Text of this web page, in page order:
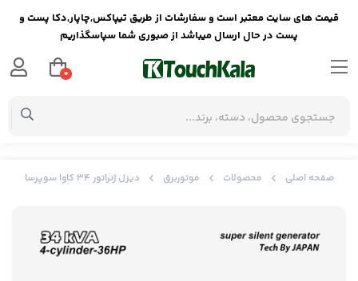
صفحه اصلی محصولات موتوربرق دیزل ژنراتور 34 کاوا سوپرسایلنت یاماها مدل LT25SS3
قیمت های سایت معتبر است و سفارشات از طریق تیپاکس,چاپار,دکا پست و
پست در حال ارسال میباشد از صبوری شما سپاسگذاریم
0